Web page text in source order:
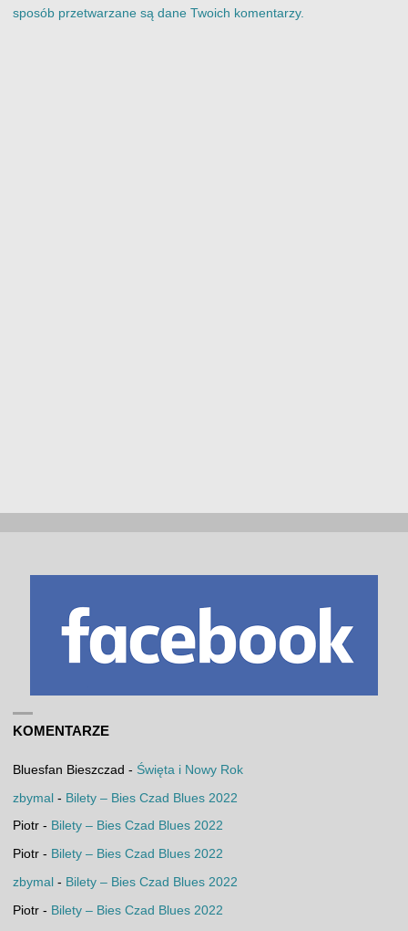
sposób przetwarzane są dane Twoich komentarzy.
KOMENTARZE
Bluesfan Bieszczad - Święta i Nowy Rok
zbymal- Bilety – Bies Czad Blues 2022
Piotr- Bilety – Bies Czad Blues 2022
Piotr- Bilety – Bies Czad Blues 2022
zbymal - Bilety – Bies Czad Blues 2022
Piotr- Bilety – Bies Czad Blues 2022